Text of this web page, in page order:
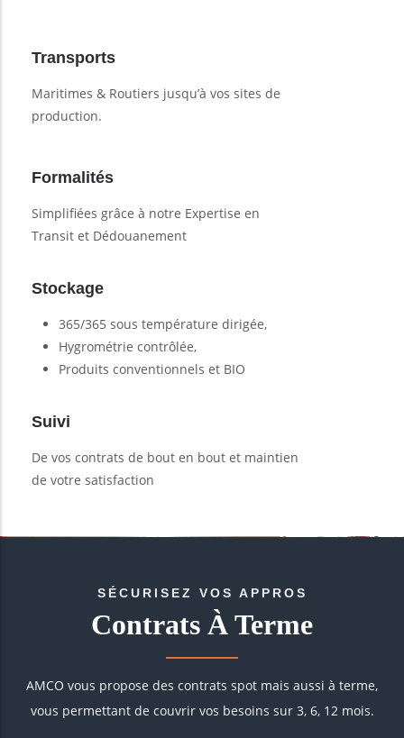
Transports
Maritimes & Routiers jusqu’à vos sites de
production.
Formalités
Simplifiées grâce à notre Expertise en
Transit et Dédouanement
Stockage
365/365 sous température dirigée,
Hygrométrie contrôlée,
Produits conventionnels et BIO
Suivi
De vos contrats de bout en bout et maintien
de votre satisfaction
SÉCURISEZ VOS APPROS
Contrats À Terme
AMCO vous propose des contrats spot mais aussi à terme,
vous permettant de couvrir vos besoins sur 3, 6, 12 mois.